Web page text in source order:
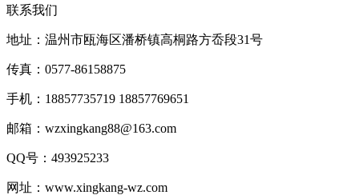
联系我们
地址：温州市瓯海区潘桥镇高桐路方岙段31号
传真：0577-86158875
手机：18857735719 18857769651
邮箱：wzxingkang88@163.com
QQ号：493925233
网址：www.xingkang-wz.com